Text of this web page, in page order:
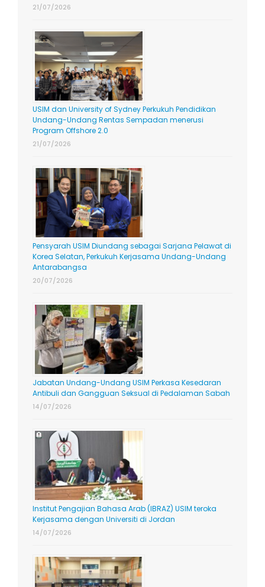
21/07/2026
USIM dan University of Sydney Perkukuh Pendidikan
Undang-Undang Rentas Sempadan menerusi
Program Offshore 2.0
21/07/2026
Pensyarah USIM Diundang sebagai Sarjana Pelawat di
Korea Selatan, Perkukuh Kerjasama Undang-Undang
Antarabangsa
20/07/2026
Jabatan Undang-Undang USIM Perkasa Kesedaran
Antibuli dan Gangguan Seksual di Pedalaman Sabah
14/07/2026
Institut Pengajian Bahasa Arab (IBRAZ) USIM teroka
Kerjasama dengan Universiti di Jordan
14/07/2026